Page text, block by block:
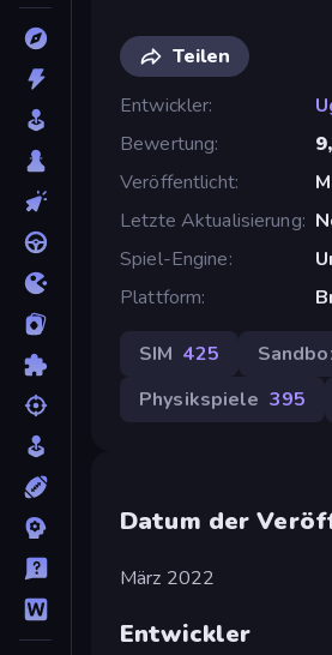
Teilen
Entwickler
Bewertung
Veröffentlicht
Letzte Aktualisierung
Spiel-Engine
Plattform
SIM 425
Physikspiele 395
Datum der
März 2022
Entwickler